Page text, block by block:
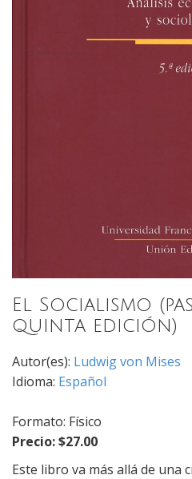
El Socialismo
quinta edición)
Autor(es): Ludwig von Mises
Idioma: Español
Formato: Físico
Precio: $27.00
Este libro va más allá de una